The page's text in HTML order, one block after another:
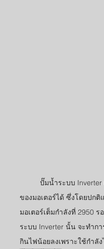
ของมอเตอร์ได้ ซึ่งโดยปกติ
มอเตอร์เต็มกำลังที่ 2950
ระบบ Inverter นั้น จะทำก
กินไฟน้อยลงเพราะใช้กำลั